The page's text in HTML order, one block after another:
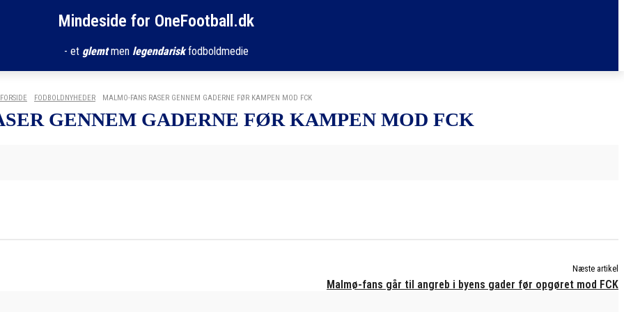
Mindeside for OneFootball.dk
- et glemtmen legendariskfodboldmedie
FORSIDE FODBOLDNYHEDER MALMO-FANS RASER GENNEM GADERNE FØR KAMPEN MOD FCK
GENNEM GADERNE FØR KAMPEN MOD FCK
Næste artikel
Malmø-fans går til angreb i byens gader før opgøret mod FCK